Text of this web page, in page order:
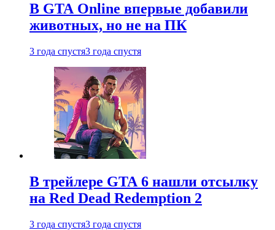
В GTA Online впервые добавили
животных, но не на ПК
3 года спустя3 года спустя
В трейлере GTA 6 нашли отсылку
на Red Dead Redemption 2
3 года спустя3 года спустя